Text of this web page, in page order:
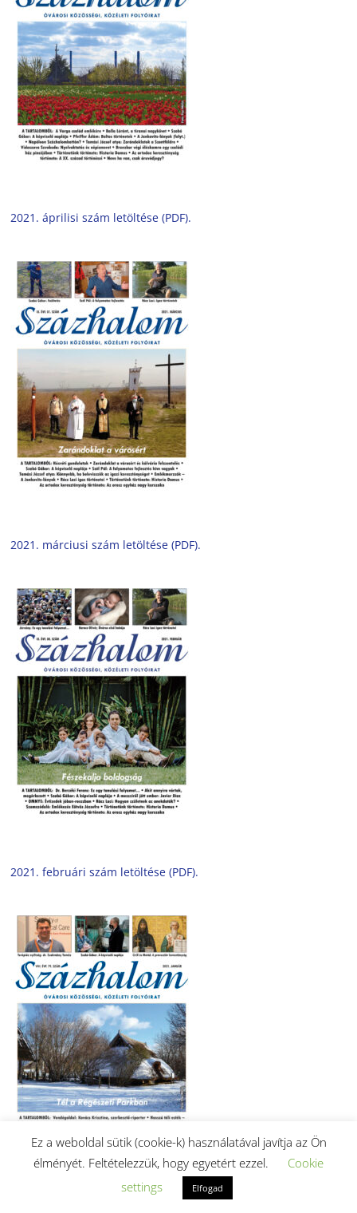
2021. áprilisi szám letöltése (PDF).
2021. márciusi szám letöltése (PDF).
2021. februári szám letöltése (PDF).
2021. januári szám letöltése (PDF).
Ez a weboldal sütik (cookie-k) használatával javítja az Ön
élményét. Feltételezzük, hogy egyetért ezzel.
Cookie
settings
Elfogad